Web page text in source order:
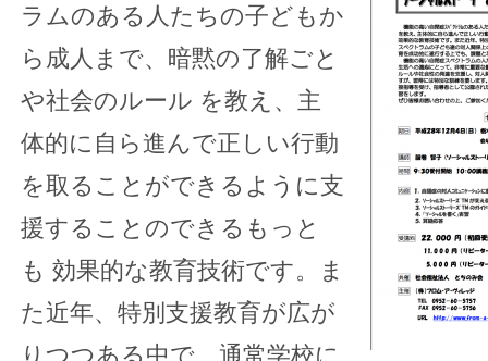
ラムのある人たちの子どもか
ら成人まで、暗黙の了解ごと
や社会のルール を教え、主
体的に自ら進んで正しい行動
を取ることができるように支
援することのできるもっと
も 効果的な教育技術です。ま
た近年、特別支援教育が広が
りつつある中で、通常学校に